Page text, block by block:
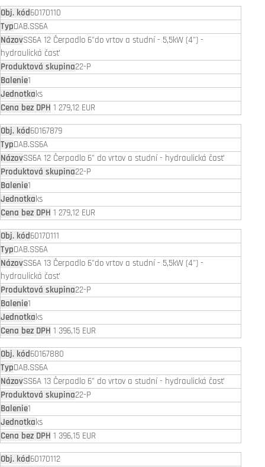
60170110
DAB.SS6A
SS6A 12 Čerpadlo 6"do vrtov a studní - 5,5kW (4") -
hydraulická časť
22-P
1
ks
1 279,12 EUR
60167879
DAB.SS6A
SS6A 12 Čerpadlo 6" do vrtov a studní - hydraulická časť
22-P
1
ks
1 279,12 EUR
60170111
DAB.SS6A
SS6A 13 Čerpadlo 6"do vrtov a studní - 5,5kW (4") -
hydraulická časť
22-P
1
ks
1 396,15 EUR
60167880
DAB.SS6A
SS6A 13 Čerpadlo 6" do vrtov a studní - hydraulická časť
22-P
1
ks
1 396,15 EUR
60170112